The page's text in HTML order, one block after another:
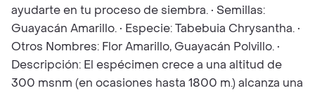
ayudarte en tu proceso de siembra. • Semillas:
Guayacán Amarillo. • Especie: Tabebuia Chrysantha. •
Otros Nombres: Flor Amarillo, Guayacán Polvillo. •
Descripción: El espécimen crece a una altitud de
300 msnm (en ocasiones hasta 1800 m.) alcanza una